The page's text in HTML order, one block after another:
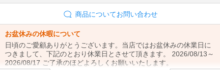
商品についてお問い合わせ
お盆休みの休暇について
日頃のご愛顧ありがとうございます。当店ではお盆休みの休業日に
つきまして、下記のとおり休業日とさせて頂きます。 2026/08/13～
2026/08/17 ご了承のほどよろしくお願いいたします。